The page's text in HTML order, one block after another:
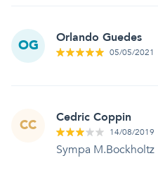
OG Orlando Guedes
05/05/2021
CC Cedric Coppin
14/08/2019
Sympa M.Bockholtz